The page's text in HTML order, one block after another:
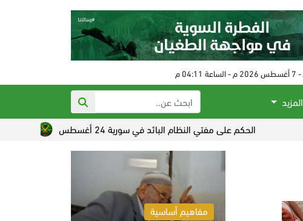
المزيد
الحكم على مفتي النظام البائد في سورية 24 أغسطس
تصاعد القلق
مفاهيم أساسية